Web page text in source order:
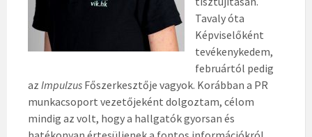
Tavaly óta
Képviselőként
tevékenykedem,
februártól pedig
az Impulzus Főszerkesztője vagyok. Korábban a PR
munkacsoport vezetőjeként dolgoztam, célom
mindig az volt, hogy a hallgatók gyorsan és